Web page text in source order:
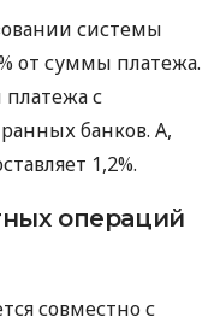
системы
от суммы платежа.
с
банков. А,
1,2%.
операций
совместно с